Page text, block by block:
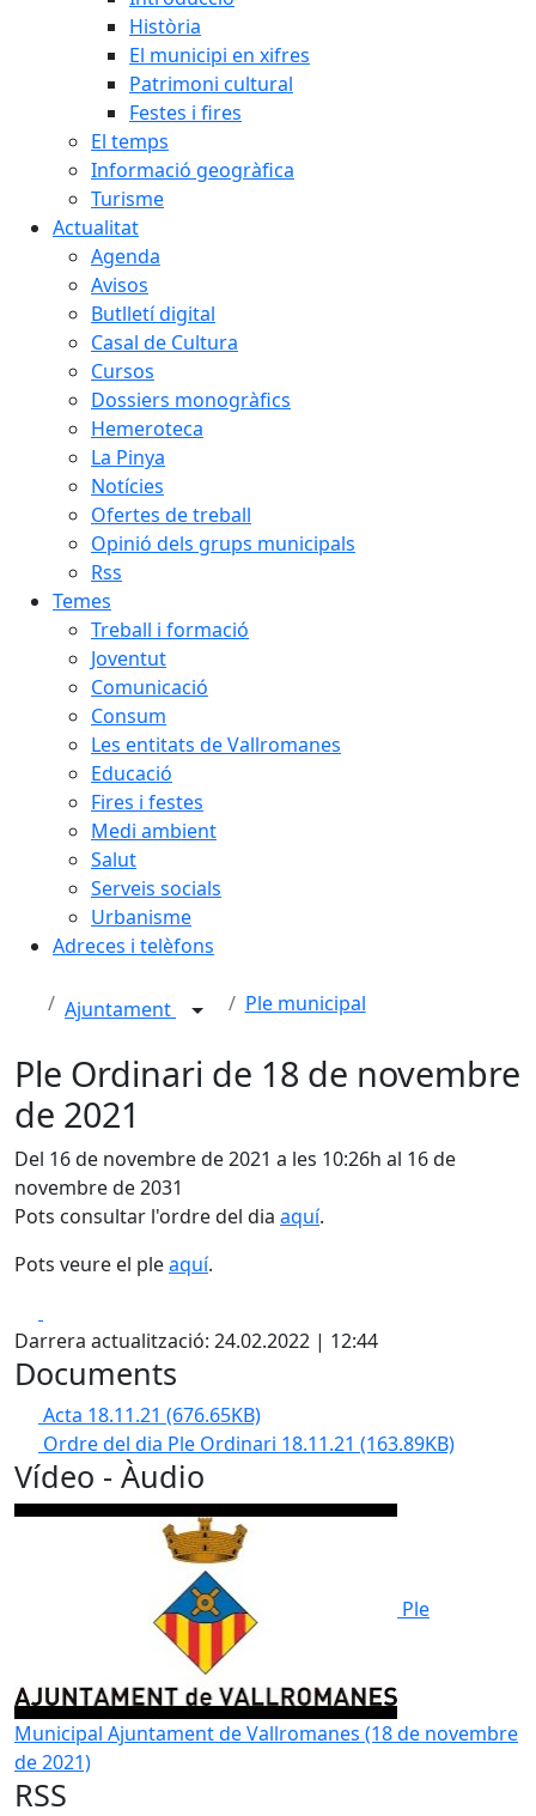
Història
El municipi en xifres
Patrimoni cultural
Festes i fires
El temps
Informació geogràfica
Turisme
Actualitat
Agenda
Avisos
Butlletí digital
Casal de Cultura
Cursos
Dossiers monogràfics
Hemeroteca
La Pinya
Notícies
Ofertes de treball
Opinió dels grups municipals
Rss
Temes
Treball i formació
Joventut
Comunicació
Consum
Les entitats de Vallromanes
Educació
Fires i festes
Medi ambient
Salut
Serveis socials
Urbanisme
Adreces i telèfons
Ajuntament Ple municipal
Ple Ordinari de 18 de novembre
de 2021
Del 16 de novembre de 2021 a les 10:26h al 16 de
novembre de 2031
Pots consultar l'ordre del dia aquí.
Pots veure el pleaquí.
Darrera actualització: 24.02.2022 | 12:44
Documents
Acta 18.11.21 (676.65KB)
Ordre del dia Ple Ordinari 18.11.21 (163.89KB)
Vídeo - Àudio
Ple
Municipal Ajuntament de Vallromanes (18 de novembre
de 2021)
RSS